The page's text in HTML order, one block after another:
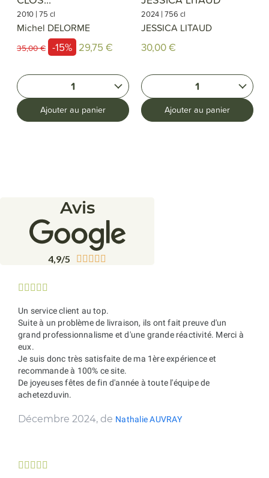
2010 |75 cl
Michel DELORME
35,00 € -15% 29,75 €
1
Ajouter au panier
2024 |756 cl
JESSICA LITAUD
30,00 €
1
Ajouter au panier
Avis
4,9/5     
    
Un service client au top.
Suite à un problème de livraison, ils ont fait preuve d'un
grand professionnalisme et d'une grande réactivité. Merci à
eux.
Je suis donc très satisfaite de ma 1ère expérience et
recommande à 100% ce site.
De joyeuses fêtes de fin d'année à toute l'équipe de
achetezduvin.
Décembre 2024, de Nathalie AUVRAY
    